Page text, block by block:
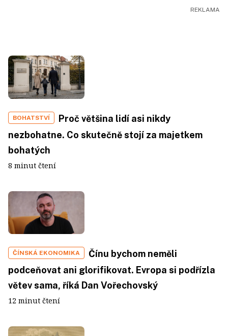
BOHATSTVÍ
Proč většina lidí asi nikdy
nezbohatne. Co skutečně stojí za majetkem
bohatých
8 minut čtení
ČÍNSKÁ EKONOMIKA
Čínu bychom neměli
podceňovat ani glorifikovat. Evropa si podřízla
větev sama, říká Dan Vořechovský
12 minut čtení